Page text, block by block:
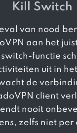
Kill Switch
van nood
aan het
functie
uit in
de
client
nooit
zelfs niet per